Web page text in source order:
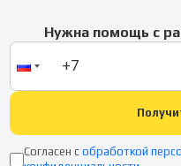
Нужна помощь с
Согласен с обработкой